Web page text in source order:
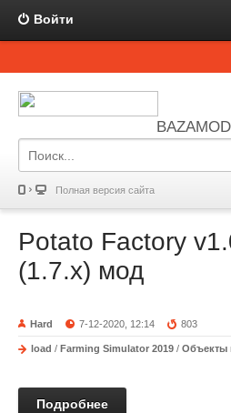
Войти
Полная версия сайта
Potato Factory
(1.7.x) мод
Hard 7-12-2020, 12:14 803
load / Farming Simulator 2019 / Объекты
Подробнее